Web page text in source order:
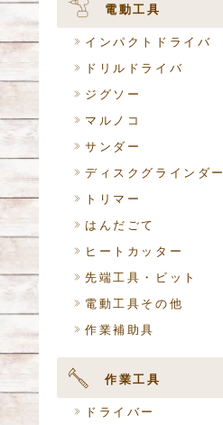
電動工具
インパクトドライバ
ドリルドライバ
ジグソー
マルノコ
サンダー
ディスクグラインダー
トリマー
はんだごて
ヒートカッター
先端工具・ビット
電動工具その他
作業補助具
作業工具
ドライバー